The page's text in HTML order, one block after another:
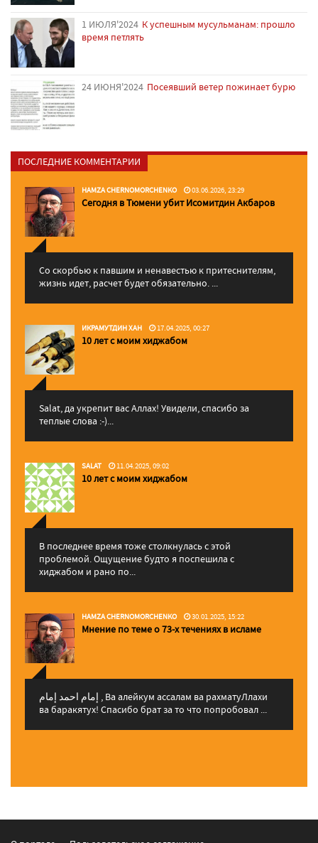
1 ИЮЛЯ'2024 К успешным мусульманам: прошло
время петлять
24 ИЮНЯ'2024 Посеявший ветер пожинает бурю
ПОСЛЕДНИЕ КОММЕНТАРИИ
HAMZA CHERNOMORCHENKO 03.06.2026, 23:29
Сегодня в Тюмени убит Исомитдин Акбаров
Со скорбью к павшим и ненавестью к притеснителям,
жизнь идет, расчет будет обязательно. ...
ИКРАМУТДИН ХАН 17.04.2025, 00:27
10 лет с моим хиджабом
Salat, да укрепит вас Аллаx! Увидели, спасибо за
теплые слова :-)...
SALAT 11.04.2025, 09:02
10 лет с моим хиджабом
В последнее время тоже столкнулась с этой
проблемой. Ощущение будто я поспешила с
хиджабом и рано по...
HAMZA CHERNOMORCHENKO 30.01.2025, 15:22
Мнение по теме о 73-х течениях в исламе
إمام احمد إمام , Ва алейкум ассалам ва рахматуЛлахи
ва баракятух! Спасибо брат за то что попробовал ...